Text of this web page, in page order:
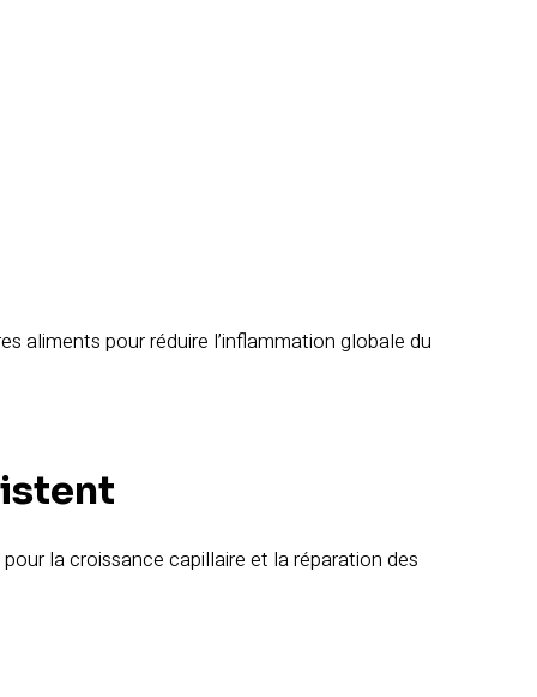
aliments pour réduire l’inflammation globale du
la croissance capillaire et la réparation des